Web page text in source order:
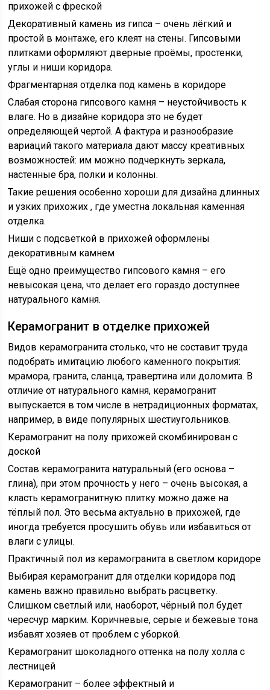
прихожей с фреской
Декоративный камень из гипса – очень лёгкий и
простой в монтаже, его клеят на стены. Гипсовыми
плитками оформляют дверные проёмы, простенки,
углы и ниши коридора.
Фрагментарная отделка под камень в коридоре
Слабая сторона гипсового камня – неустойчивость к
влаге. Но в дизайне коридора это не будет
определяющей чертой. А фактура и разнообразие
вариаций такого материала дают массу креативных
возможностей: им можно подчеркнуть зеркала,
настенные бра, полки и колонны.
Такие решения особенно хороши для дизайна длинных
и узких прихожих , где уместна локальная каменная
отделка.
Ниши с подсветкой в прихожей оформлены
декоративным камнем
Ещё одно преимущество гипсового камня – его
невысокая цена, что делает его гораздо доступнее
натурального камня.
Керамогранит в отделке прихожей
Видов керамогранита столько, что не составит труда
подобрать имитацию любого каменного покрытия:
мрамора, гранита, сланца, травертина или доломита. В
отличие от натурального камня, керамогранит
выпускается в том числе в нетрадиционных форматах,
например, в виде популярных шестиугольников.
Керамогранит на полу прихожей скомбинирован с
доской
Состав керамогранита натуральный (его основа –
глина), при этом прочность у него – очень высокая, а
класть керамогранитную плитку можно даже на
тёплый пол. Это весьма актуально в прихожей, где
иногда требуется просушить обувь или избавиться от
влаги с улицы.
Практичный пол из керамогранита в светлом коридоре
Выбирая керамогранит для отделки коридора под
камень важно правильно выбрать расцветку.
Слишком светлый или, наоборот, чёрный пол будет
чересчур марким. Коричневые, серые и бежевые тона
избавят хозяев от проблем с уборкой.
Керамогранит шоколадного оттенка на полу холла с
лестницей
Керамогранит – более эффектный и